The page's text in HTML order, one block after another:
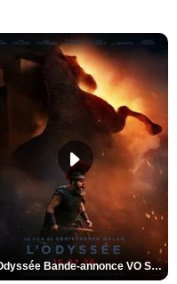
L'Odyssée Bande-annonce VO STFR